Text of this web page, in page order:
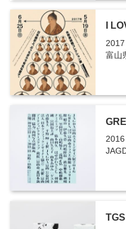
I
2017
富山
2016